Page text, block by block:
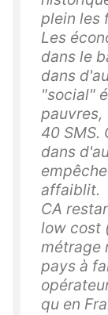
plein les
Les
dans le
dans
"social"
pauvres,
40 SMS.
dans
affaiblit.
CA
low cost
métrage
pays à
qu en